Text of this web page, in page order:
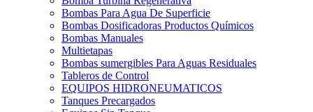
Bombas Para Agua De Superficie
Bombas Dosificadoras Productos Químicos
Bombas Manuales
Multietapas
Bombas sumergibles Para Aguas Residuales
Tableros de Control
EQUIPOS HIDRONEUMATICOS
Tanques Precargados